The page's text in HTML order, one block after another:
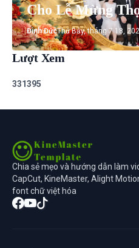
Cho Lễ Mừng
Đình ĐứcThứ Bảy, tháng 7 18,
Lượt Xem
331395
Chia sẻ mẹo và hướng dẫn làm
CapCut, KineMaster, Alight
font chữ việt hóa